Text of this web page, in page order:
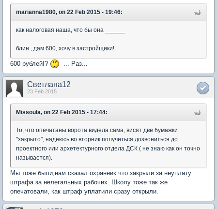
marianna1980, on 22 Feb 2015 - 19:46:
как налоговая наша, что бы она ______
блин , дам 600, хочу в застройщики!
600 рублей!? ... Раз...
Светлана12
23 Feb 2015
Missoula, on 22 Feb 2015 - 17:44:
То, что опечатаны ворота видела сама, висят две бумажки
"закрыто", надеюсь во вторник получиться дозвониться до
проектного или архетектурного отдела ДСК ( не знаю как он точно
называется).
Мы тоже были,нам сказал охранник что закрыли за неуплату
штрафа за нелегальных рабочих. Школу тоже так же
опечатовали, как штраф уплатили сразу открыли.